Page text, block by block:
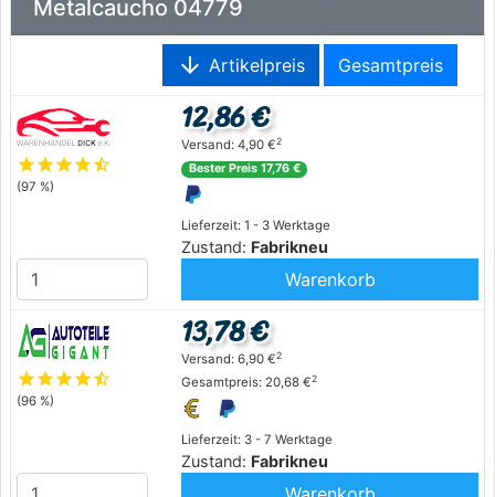
Metalcaucho 04779
arrow_downward Artikelpreis Gesamtpreis
starstarstarstarstar_half
(97 %)
Lieferzeit: 1 - 3 Werktage
Zustand: Fabrikneu
12,86 €
Versand: 4,90 €2
Bester Preis 17,76 €
Warenkorb
starstarstarstarstar_half
(96 %)
Lieferzeit: 3 - 7 Werktage
Zustand: Fabrikneu
13,78 €
Versand: 6,90 €2
Gesamtpreis: 20,68 €2